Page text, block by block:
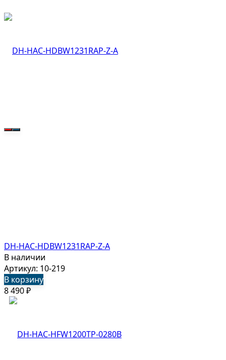
DH-HAC-HDBW1231RAP-Z-A
В наличии
Артикул: 10-219
В корзину
8 490 ₽